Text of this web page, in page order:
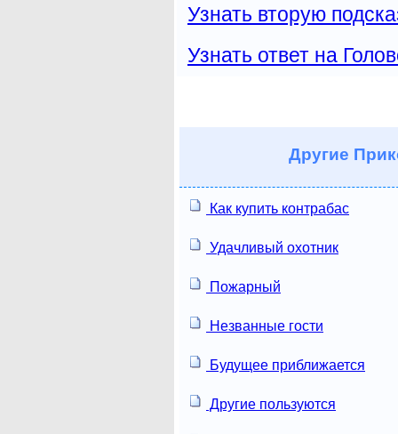
Узнать вторую
Узнать ответ на
Другие
Как купить контрабас
Удачливый охотник
Пожарный
Незванные гости
Будущее приближается
Другие пользуются